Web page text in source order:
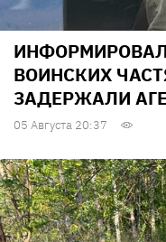
ВОИНСКИХ
ЗАДЕРЖАЛИ
05 Августа 20:37